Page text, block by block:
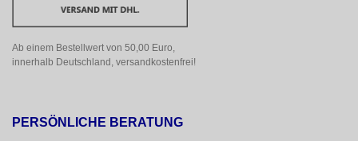
Ab einem Bestellwert von 50,00 Euro,
innerhalb Deutschland, versandkostenfrei!
PERSÖNLICHE BERATUNG